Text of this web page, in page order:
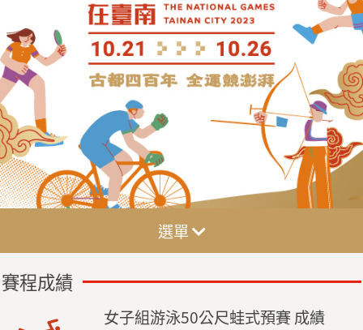
選單
賽程成績
女子組游泳50公尺蛙式預賽 成績